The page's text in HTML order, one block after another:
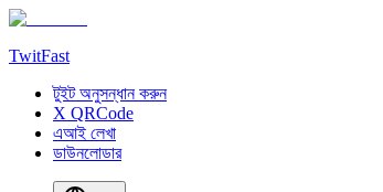
TwitFast
টুইট অনুসন্ধান করুন
X QRCode
এআই লেখা
ডাউনলোডার